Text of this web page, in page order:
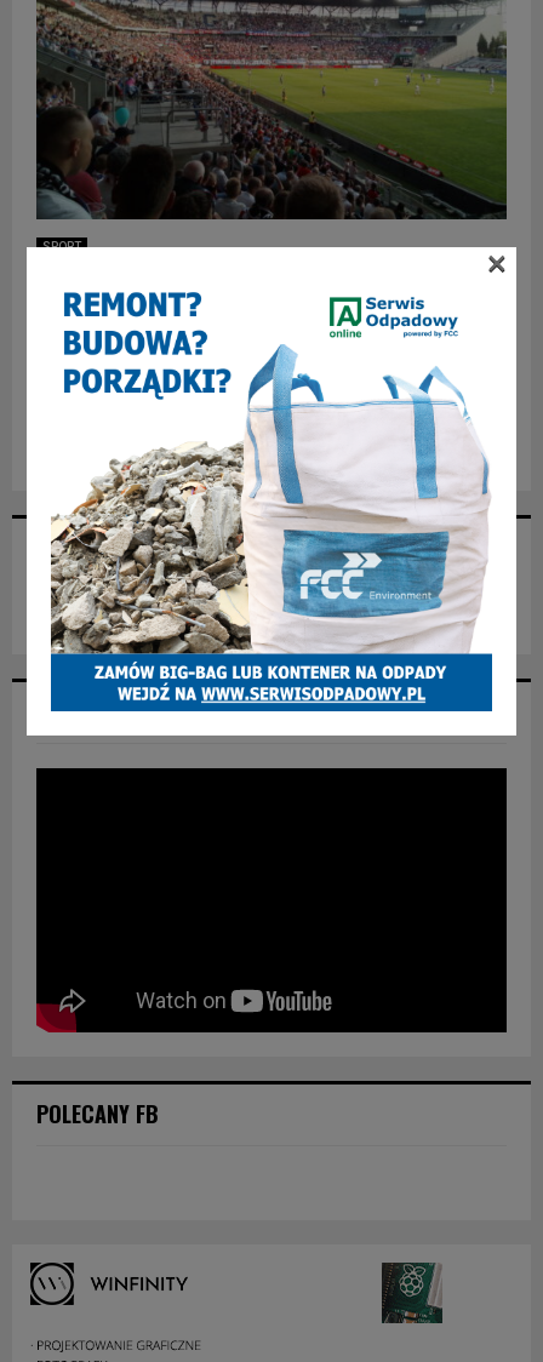
SPORT
Nowy sponsor Górnika Zabrze – na razie do
końca sezonu
Nowy prezes Górnika Zabrze podpisał umowę z nowym
sponsorem. Na koszulkach piłkarzy pojawiło się logo
Węglokoksu – przedsiębiorstwa z sektora górniczego,
hutniczego oraz energetycznego. Umowa...
NASZ FACEBOOK
NASZ YOUTUBE
POLECANY FB
×